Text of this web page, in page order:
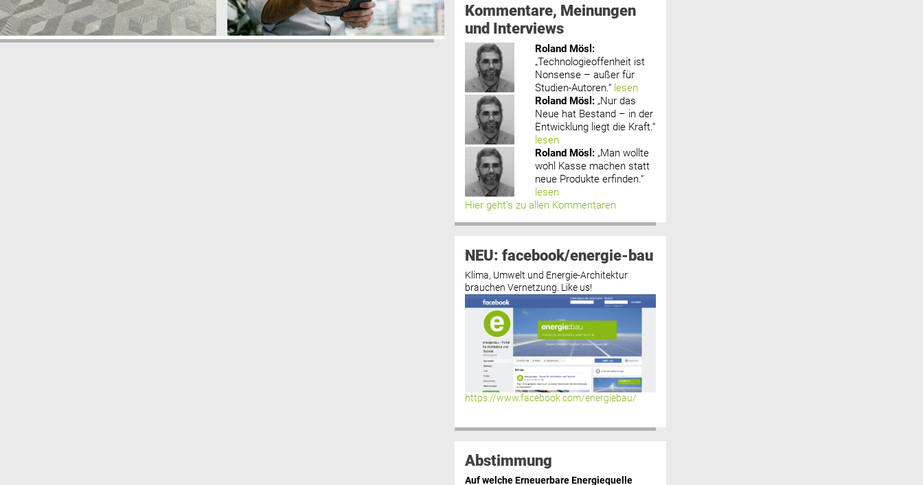
Kommentare, Meinungen
und Interviews
Roland Mösl :
„Technologieoffenheit ist
Nonsense – außer für
Studien-Autoren.“ lesen
Roland Mösl : „Nur das
Neue hat Bestand – in der
Entwicklung liegt die Kraft.“
lesen
Roland Mösl : „Man wollte
wohl Kasse machen statt
neue Produkte erfinden.“
lesen
Hier geht’s zu allen Kommentaren
NEU: facebook/energie-bau
Klima, Umwelt und Energie-Architektur
brauchen Vernetzung. Like us!
https://www.facebook.com/energiebau/
Abstimmung
Auf welche Erneuerbare Energiequelle